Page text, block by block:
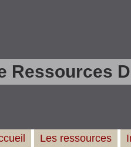
Ressources
Les ressources